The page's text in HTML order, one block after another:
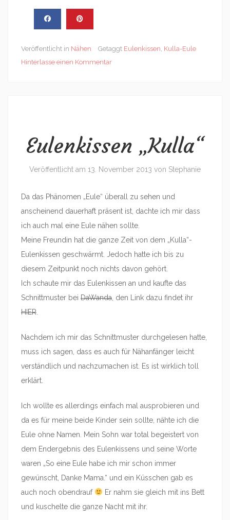
Veröffentlicht in Nähen Getaggt Eulenkissen Kulla-Eule
Hinterlasse einen Kommentar
Eulenkissen „Kulla“
Veröffentlicht am 13. November 2013 von Stephanie
Da das Phänomen „Eule“ überall zu sehen und
anscheinend dauerhaft präsent ist, dachte ich mir dass
ich auch mal eine Eule nähen sollte.
Meine Freundin hat die ganze Zeit von dem „Kulla“-
Eulenkissen geschwärmt. Jedoch hatte ich bis zu
diesem Zeitpunkt noch nichts davon gehört.
Ich schaute mir das Eulenkissen an und kaufte das
Schnittmuster bei DaWanda , den Link dazu findet ihr
HIER
Nachdem ich mir das Schnittmuster durchgelesen hatte,
muss ich sagen, dass es auch für Nähanfänger leicht
verständlich und nachzumachen ist. Es ist wirklich toll
erklärt.
Ich wollte es allerdings einfach mal ausprobieren und
da es für meine beide Kinder sein sollte, nähte ich die
Eule ohne Namen. Mein Sohn war total begeistert von
dem Endergebnis des Eulenkissens und seine Worte
waren „So eine Eule habe ich mir schon immer
gewünscht, Danke Mama.“ und ein Küsschen gab es
auch noch obendrauf
Er nahm sie gleich mit ins Bett
und kuschelte die ganze Nacht mit ihr.